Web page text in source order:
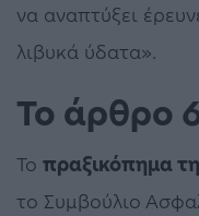
να αναπτύξει
λιβυκά ύδατα».
Το άρθρο
Το πραξικόπημα
το Συμβούλιο